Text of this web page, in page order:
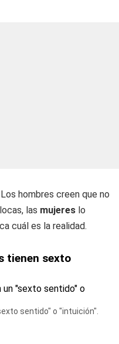
hombres creen que no
las mujeres lo
cuál es la realidad.
tienen sexto
sentido" o "intuición".